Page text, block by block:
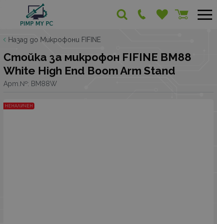
Назад до Микрофони FIFINE
Стойка за микрофон FIFINE BM88
White High End Boom Arm Stand
Арт.№: BM88W
НЕНАЛИЧЕН